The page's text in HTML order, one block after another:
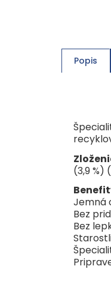
Popis
(3,9 %)
Jemná
Bez
Bez